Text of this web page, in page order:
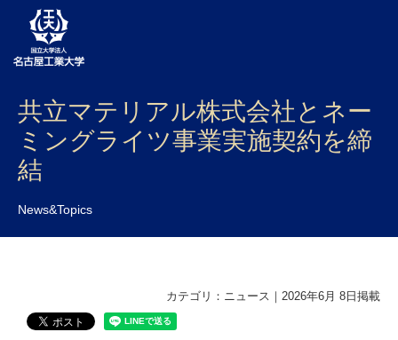
大学案内
学部・大学院・センター
入試
共立マテリアル株式会社とネー
ミングライツ事業実施契約を締
結
News&Topics
カテゴリ：ニュース｜2026年6月 8日掲載